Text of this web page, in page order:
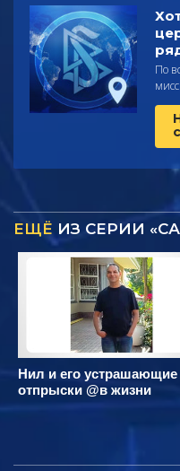
По
ЕЩЁ ИЗ СЕРИИ
Нил и его устрашающие
отпрыски @в жизни